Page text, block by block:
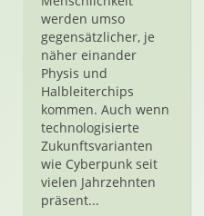
werden umso
gegensätzlicher, je
näher einander
Physis und
Halbleiterchips
kommen. Auch wenn
technologisierte
Zukunftsvarianten
wie Cyberpunk seit
vielen Jahrzehnten
präsent...